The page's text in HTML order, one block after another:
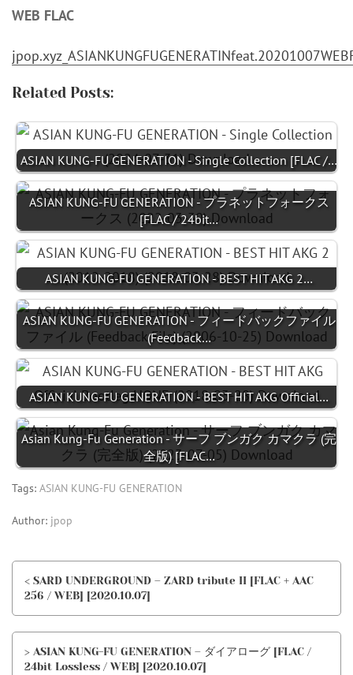
WEB FLAC
Related Posts:
ASIAN KUNG-FU GENERATION - Single Collection [FLAC /…
ASIAN KUNG-FU GENERATION - プラネットフォークス
[FLAC / 24bit…
ASIAN KUNG-FU GENERATION - BEST HIT AKG 2…
ASIAN KUNG-FU GENERATION - フィードバックファイル
(Feedback…
ASIAN KUNG-FU GENERATION - BEST HIT AKG Official…
Asian Kung-Fu Generation - サーフ ブンガク カマクラ (完
全版) [FLAC…
Tags: ASIAN KUNG-FU GENERATION
Author: jpop
< SARD UNDERGROUND – ZARD tribute II [FLAC + AAC
256 / WEB] [2020.10.07]
> ASIAN KUNG-FU GENERATION – ダイアローグ [FLAC /
24bit Lossless / WEB] [2020.10.07]